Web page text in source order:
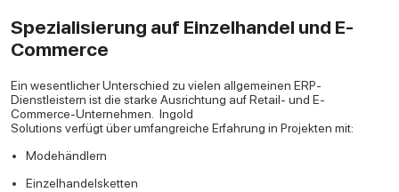
Spezialisierung auf Einzelhandel und E-
Commerce
Ein wesentlicher Unterschied zu vielen allgemeinen ERP-
Dienstleistern ist die starke Ausrichtung auf Retail- und E-
Commerce-Unternehmen. Ingold
Solutions verfügt über umfangreiche Erfahrung in Projekten mit:
Modehändlern
Einzelhandelsketten